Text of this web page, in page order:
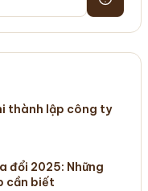
thành lập công ty
đổi 2025: Những
cần biết